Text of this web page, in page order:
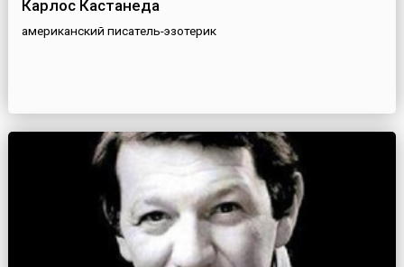
Карлос Кастанеда
американский писатель-эзотерик